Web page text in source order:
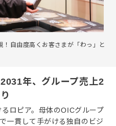
自由度高くお客さまが「わっ」と
年、グループ売上2
ロピア。母体のOICグループ
一貫して手がける独自のビジ